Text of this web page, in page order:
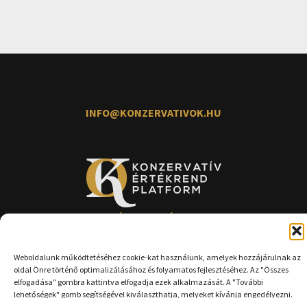
Weboldalunk működtetéséhez cookie-kat használunk, amelyek hozzájárulnak az
oldal Önre történő optimalizálásához és folyamatos fejlesztéséhez. Az "Összes
elfogadása" gombra kattintva elfogadja ezek alkalmazását. A "További
lehetőségek" gomb segítségével kiválaszthatja, melyeket kívánja engedélyezni.
INFO@KONZERVATIVOK.HU
TÁMOGATÓINK